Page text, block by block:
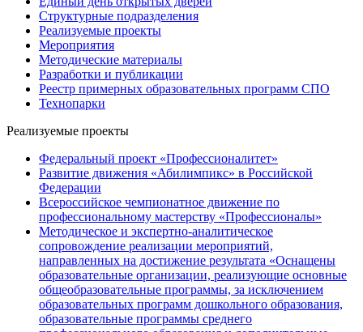
Структурные подразделения
Реализуемые проекты
Мероприятия
Методические материалы
Разработки и публикации
Реестр примерных образовательных программ СПО
Технопарки
Реализуемые проекты
Федеральный проект «Профессионалитет»
Развитие движения «Абилимпикс» в Российской
Федерации
Всероссийское чемпионатное движение по
профессиональному мастерству «Профессионалы»
Методическое и экспертно-аналитическое
сопровождение реализации мероприятий,
направленных на достижение результата «Оснащены
образовательные организации, реализующие основные
общеобразовательные программы, за исключением
образовательных программ дошкольного образования,
образовательные программы среднего